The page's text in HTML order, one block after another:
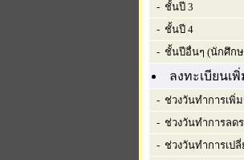
- ชั้นปี 3
- ชั้นปี 4
- ชั้นปีอื่นๆ (นักศึก
ลงทะเบียนเ
- ช่วงวันทำการเพิ่
- ช่วงวันทำการลด
- ช่วงวันทำการเป